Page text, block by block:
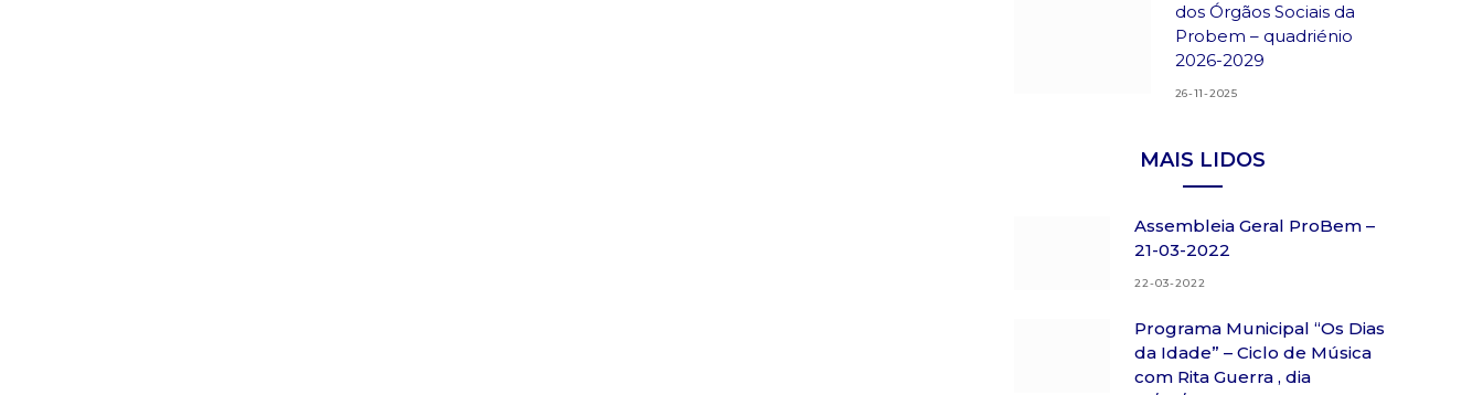
dos Órgãos Sociais da
Probem – quadriénio
2026-2029
26-11-2025
MAIS LIDOS
Assembleia Geral ProBem –
21-03-2022
22-03-2022
Programa Municipal “Os Dias
da Idade” – Ciclo de Música
com Rita Guerra , dia